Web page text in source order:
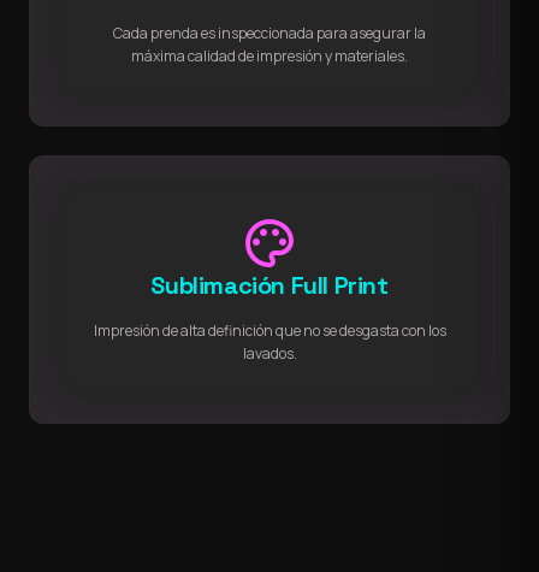
Cada prenda es inspeccionada para asegurar la
máxima calidad de impresión y materiales.
palette
Sublimación Full Print
Impresión de alta definición que no se desgasta con los
lavados.